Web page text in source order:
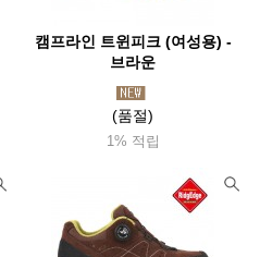
캠프라인 트윈피크 (여성용) -
브라운
(품절)
1% 적립